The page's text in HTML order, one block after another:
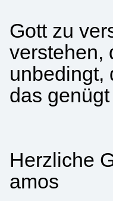
Gott zu
verstehen,
unbedingt,
das
Herzliche
amos